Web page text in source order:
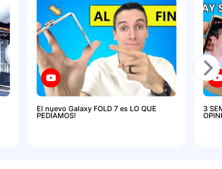
El nuevo Galaxy FOLD 7 es LO QUE
PEDÍAMOS!
3